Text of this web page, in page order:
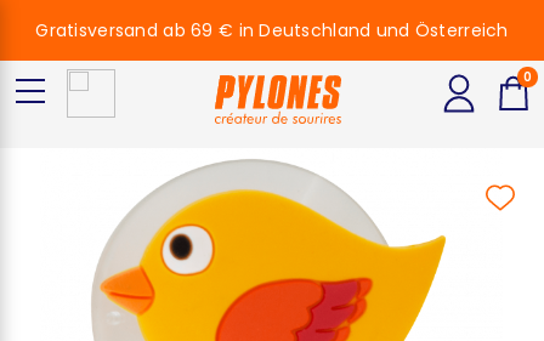
Gratisversand ab 69 € in Deutschland und Österreich
0